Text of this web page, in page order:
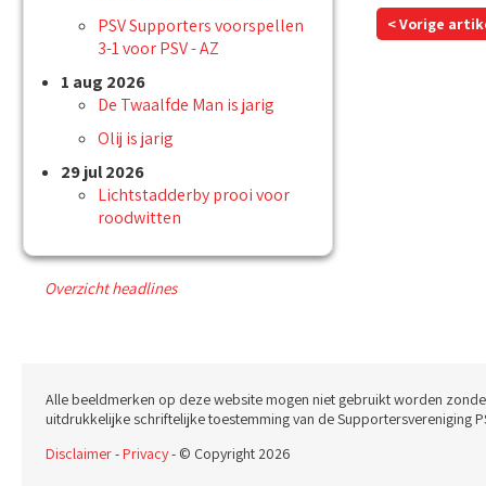
PSV Supporters voorspellen
3-1 voor PSV - AZ
1 aug 2026
De Twaalfde Man is jarig
Olij is jarig
29 jul 2026
Lichtstadderby prooi voor
roodwitten
Overzicht headlines
< Vorige
Alle beeldmerken op deze website mogen niet gebruikt worden
uitdrukkelijke schriftelijke toestemming van de Supportersvereniging
Disclaimer-Privacy- © Copyright 2026